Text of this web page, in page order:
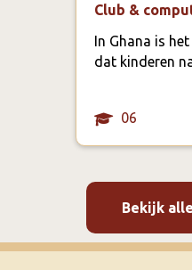
Club &
In Ghana is
dat kinderen
06
Bekijk